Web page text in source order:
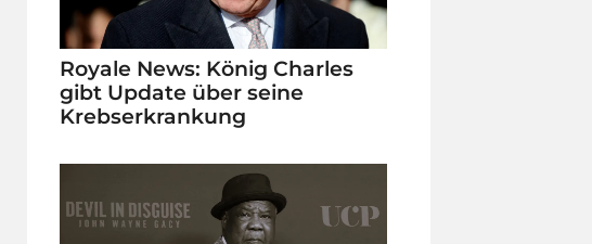
Royale News: König Charles
gibt Update über seine
Krebserkrankung